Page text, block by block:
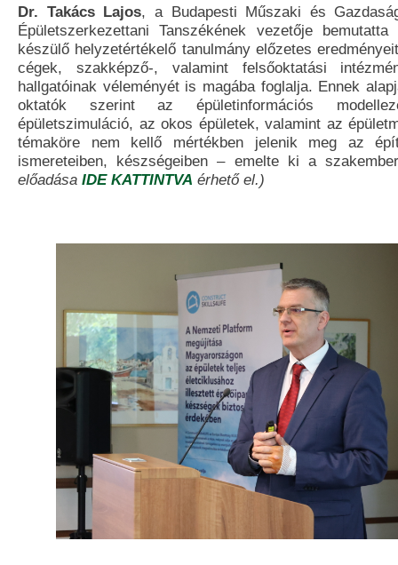
Dr. Takács Lajos, a Budapesti Műszaki és
Épületszerkezettani Tanszékének vezetője
készülő helyzetértékelő tanulmány előzetes
cégek, szakképző-, valamint felsőoktatási
hallgatóinak véleményét is magába foglalja. Ennek
oktatók szerint az épületinformációs
épületszimuláció, az okos épületek, valamint az
témaköre nem kellő mértékben jelenik meg az
ismereteiben, készségeiben – emelte ki a
előadása IDE KATTINTVA érhető el.)